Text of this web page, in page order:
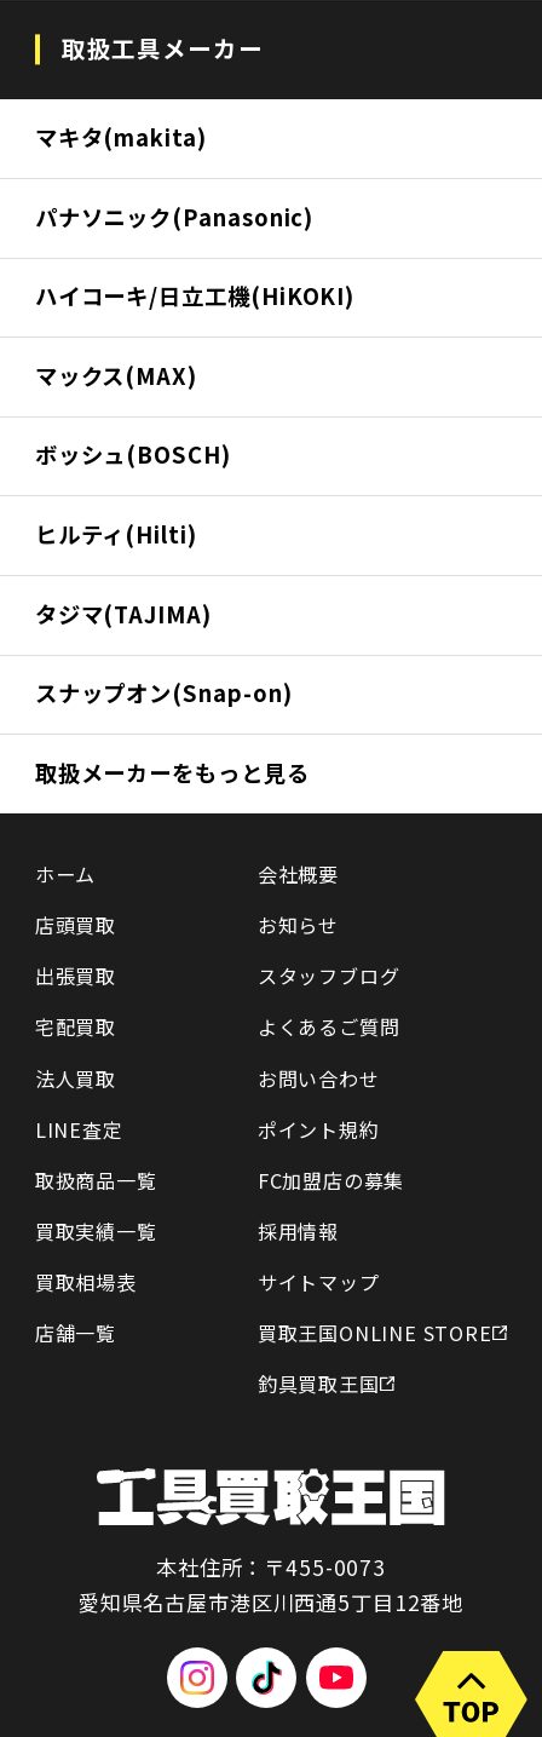
取扱工具メーカー
マキタ(makita)
パナソニック(Panasonic)
ハイコーキ/日立工機(HiKOKI)
マックス(MAX)
ボッシュ(BOSCH)
ヒルティ(Hilti)
タジマ(TAJIMA)
スナップオン(Snap-on)
取扱メーカーをもっと見る
ホーム
店頭買取
出張買取
宅配買取
法人買取
LINE査定
取扱商品一覧
買取実績一覧
買取相場表
店舗一覧
会社概要
お知らせ
スタッフブログ
よくあるご質問
お問い合わせ
ポイント規約
FC加盟店の募集
採用情報
サイトマップ
買取王国ONLINE STORE
釣具買取王国
本社住所：〒455-0073
愛知県名古屋市港区川西通5丁目12番地